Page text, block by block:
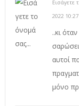
Εισάγετε
2022 10:27
..κι
σαρώσει
αυτοί
μόνο